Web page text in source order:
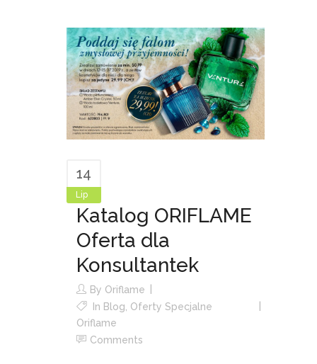
14
Lip
Katalog ORIFLAME
Oferta dla
Konsultantek
By Oriflame
In Blog Oferty Specjalne
Oriflame
Comments